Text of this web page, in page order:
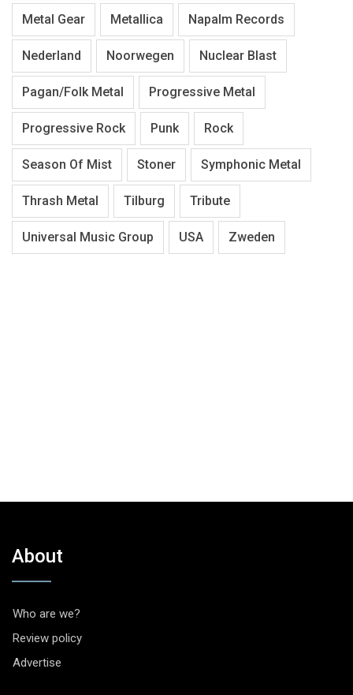
Metal Gear Metallica Napalm Records
Nederland Noorwegen Nuclear Blast
Pagan/Folk Metal Progressive Metal
Progressive Rock Punk Rock
Season Of Mist Stoner Symphonic Metal
Thrash Metal Tilburg Tribute
Universal Music Group USA Zweden
About
Who are we?
Review policy
Advertise